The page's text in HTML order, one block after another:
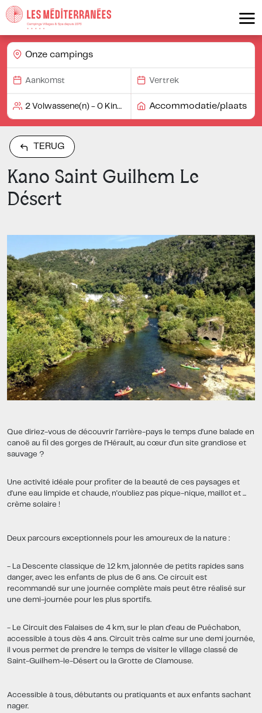
Onze campings
Accommodatie/plaats
TERUG
Kano Saint Guilhem Le
Désert
Que diriez-vous de découvrir l'arrière-pays le temps d'une balade en
canoë au fil des gorges de l'Hérault, au cœur d'un site grandiose et
sauvage ?
Une activité idéale pour profiter de la beauté de ces paysages et
d'une eau limpide et chaude, n'oubliez pas pique-nique, maillot et ...
crème solaire !
Deux parcours exceptionnels pour les amoureux de la nature :
- La Descente classique de 12 km, jalonnée de petits rapides sans
danger, avec les enfants de plus de 6 ans. Ce circuit est
recommandé sur une journée complète mais peut être réalisé sur
une demi-journée pour les plus sportifs.
- Le Circuit des Falaises de 4 km, sur le plan d'eau de Puéchabon,
accessible à tous dès 4 ans. Circuit très calme sur une demi journée,
il vous permet de prendre le temps de visiter le village classé de
Saint-Guilhem-le-Désert ou la Grotte de Clamouse.
Accessible à tous, débutants ou pratiquants et aux enfants sachant
nager.